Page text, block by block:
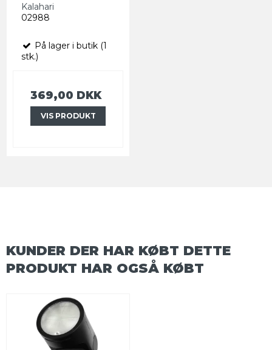
Kalahari
02988
På lager i butik (1
stk.)
369,00 DKK
VIS PRODUKT
KUNDER DER HAR KØBT DETTE
PRODUKT HAR OGSÅ KØBT